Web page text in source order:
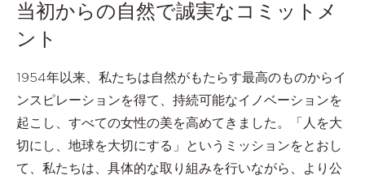
当初からの自然で誠実なコミットメ
ント
1954年以来、私たちは自然がもたらす最高のものからイ
ンスピレーションを得て、持続可能なイノベーションを
起こし、すべての女性の美を高めてきました。「人を大
切にし、地球を大切にする」というミッションをとおし
て、私たちは、具体的な取り組みを行いながら、より公